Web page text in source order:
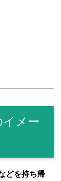
メー
どを持ち帰